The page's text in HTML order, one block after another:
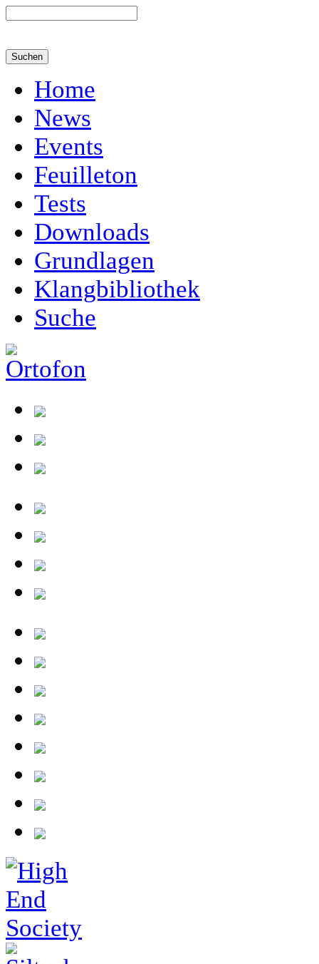
Home
News
Events
Feuilleton
Tests
Downloads
Grundlagen
Klangbibliothek
Suche